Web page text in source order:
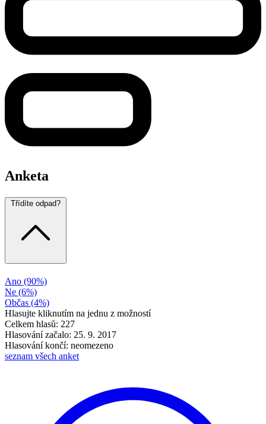
Anketa
Třídíte odpad?
Ano (90%)
Ne (6%)
Občas (4%)
Hlasujte kliknutím na jednu z možností
Celkem hlasů: 227
Hlasování začalo: 25. 9. 2017
Hlasování končí: neomezeno
seznam všech anket